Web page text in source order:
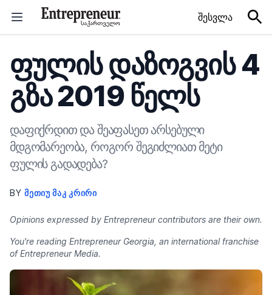
შესვლა
ფულის დაზოგვის 4
გზა 2019 წელს
დაფიქრდით და შეაფასეთ არსებული
მდგომარეობა, როგორ შეგიძლიათ მეტი
ფულის გადადება?
BYᲛᲔᲗᲘᲣ ᲛᲐᲙ ᲙᲠᲘᲠᲘ
Opinions expressed by Entrepreneur contributors are their own.
You're reading Entrepreneur Georgia, an international franchise
of Entrepreneur Media.